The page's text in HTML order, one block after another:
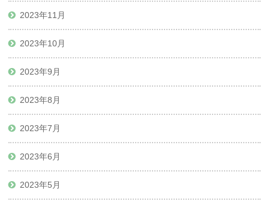
2023年11月
2023年10月
2023年9月
2023年8月
2023年7月
2023年6月
2023年5月